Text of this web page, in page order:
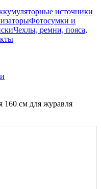
источники
Фотосумки и
Чехлы, ремни, пояса,
160 см для журавля